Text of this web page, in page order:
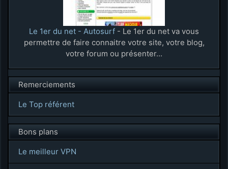
Le 1er du net - Autosurf - Le 1er du net va vous
permettre de faire connaitre votre site, votre blog,
votre forum ou présenter...
Remerciements
Le Top référent
Bons plans
Le meilleur VPN